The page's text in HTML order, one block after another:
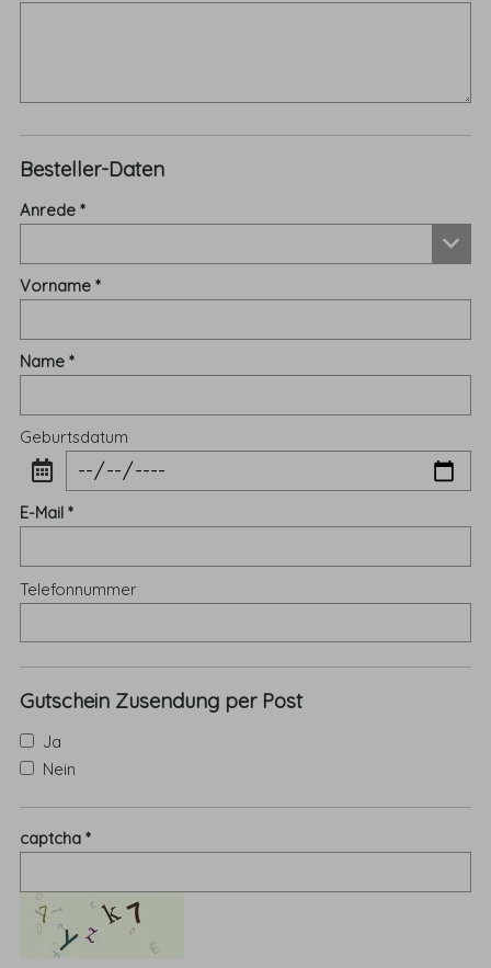
Besteller-Daten
Anrede
Vorname
Name
Geburtsdatum
E-Mail
Telefonnummer
Gutschein Zusendung per Post
Ja
Nein
captcha